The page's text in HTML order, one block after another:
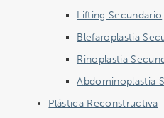
Lifting Secundario
Blefaroplastia
Rinoplastia
Abdominoplastia
Plástica Reconstructiva